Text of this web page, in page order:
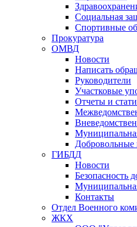
Социальная
Спортивные
Прокуратура
ОМВД
Новости
Написать
Руководители
Участковые
Отчеты и
ГИБДД
Новости
Безопасность
Контакты
Отдел Военного
ЖКХ